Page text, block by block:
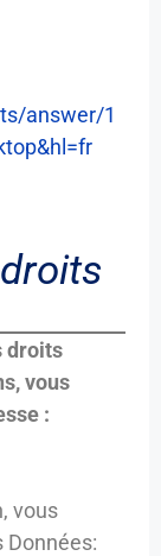
answer/1
droits
vous
:
vous
Données: